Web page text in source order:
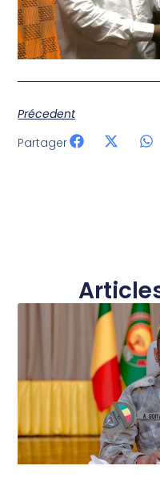
Précedent
Partager